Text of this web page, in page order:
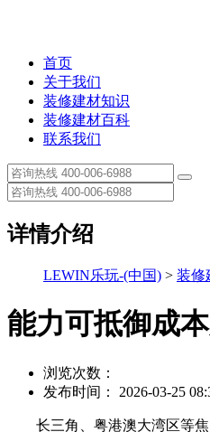
首页
关于我们
装修建材知识
装修建材百科
联系我们
详情介绍
LEWIN乐玩-(中国) > 装修
能力可抵御成
浏览次数：
发布时间： 2026-03-25
长三角、粤港澳大湾区等焦